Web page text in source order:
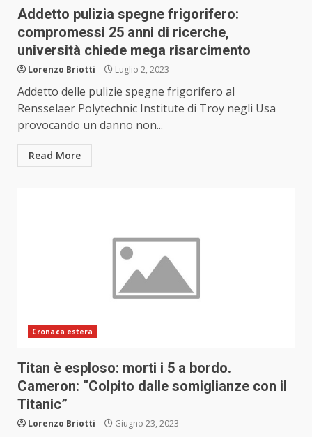
Addetto pulizia spegne frigorifero:
compromessi 25 anni di ricerche,
università chiede mega risarcimento
Lorenzo Briotti Luglio 2, 2023
Addetto delle pulizie spegne frigorifero al
Rensselaer Polytechnic Institute di Troy negli Usa
provocando un danno non...
Read More
Cronaca estera
Titan è esploso: morti i 5 a bordo.
Cameron: “Colpito dalle somiglianze con il
Titanic”
Lorenzo Briotti Giugno 23, 2023